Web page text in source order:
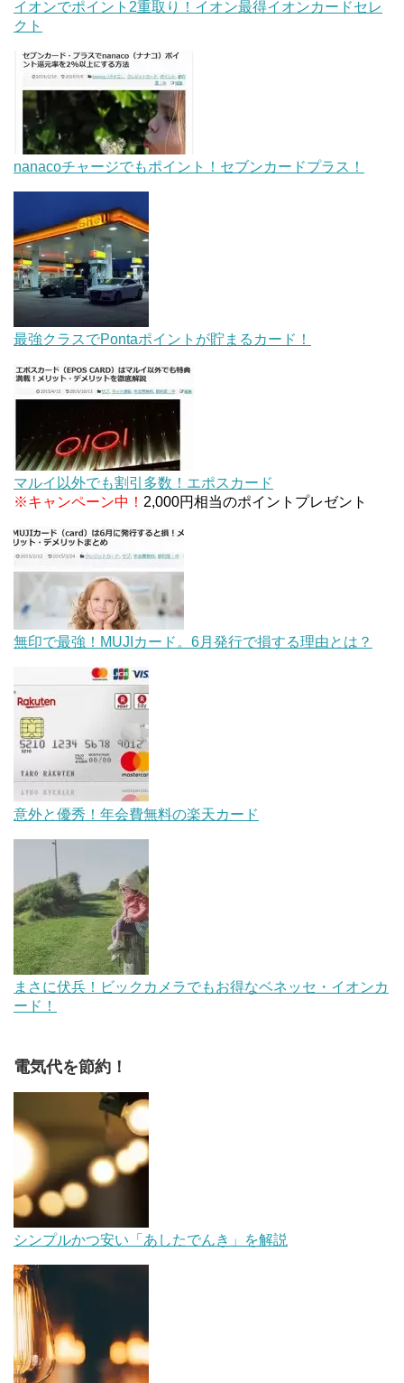
イオンでポイント2重取り！イオン最得イオンカードセレ
クト
nanacoチャージでもポイント！セブンカードプラス！
最強クラスでPontaポイントが貯まるカード！
マルイ以外でも割引多数！エポスカード
※キャンペーン中！ 2,000円相当のポイントプレゼント
無印で最強！MUJIカード。6月発行で損する理由とは？
意外と優秀！年会費無料の楽天カード
まさに伏兵！ビックカメラでもお得なベネッセ・イオンカ
ード！
電気代を節約！
シンプルかつ安い「あしたでんき」を解説